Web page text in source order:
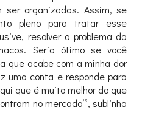
ser organizadas. Assim, se
pleno para tratar esse
resolver o problema da
Seria ótimo se você
que acabe com a minha dor
uma conta e responde para
que é muito melhor do que
no mercado’”, sublinha